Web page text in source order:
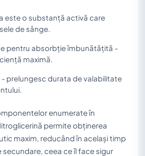
este o substanță activă care
de sânge.
pentru absorbție îmbunătățită -
maximă.
prelungesc durata de valabilitate
enumerate în
permite obținerea
maxim, reducând în același timp
ceea ce îl face sigur